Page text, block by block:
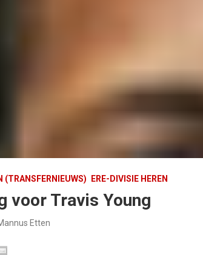
(TRANSFERNIEUWS) ERE-DIVISIE HEREN
voor Travis Young
Etten